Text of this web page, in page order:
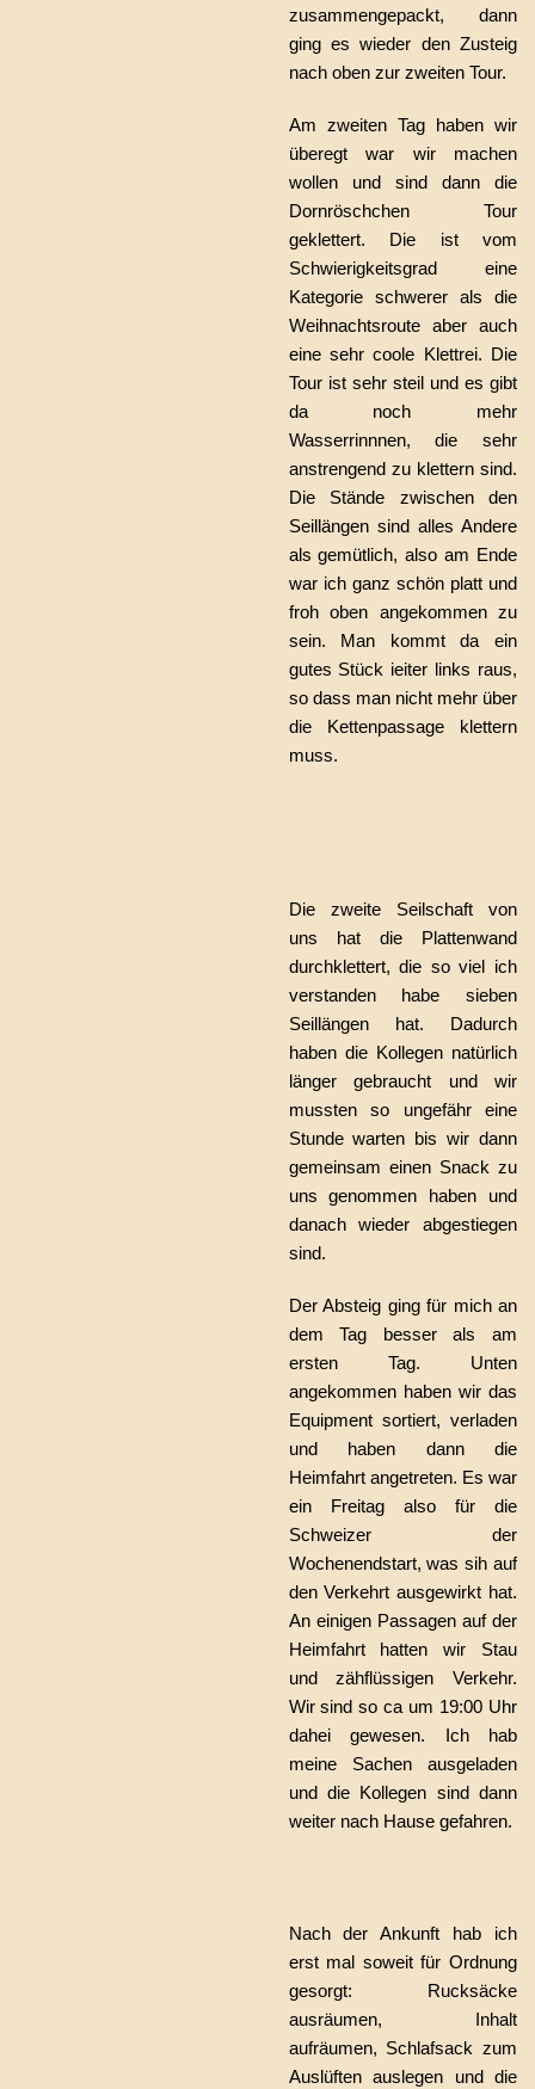
zusammengepackt, dann
ging es wieder den Zusteig
nach oben zur zweiten Tour.
Am zweiten Tag haben wir
überegt war wir machen
wollen und sind dann die
Dornröschchen Tour
geklettert. Die ist vom
Schwierigkeitsgrad eine
Kategorie schwerer als die
Weihnachtsroute aber auch
eine sehr coole Klettrei. Die
Tour ist sehr steil und es gibt
da noch mehr
Wasserrinnnen, die sehr
anstrengend zu klettern sind.
Die Stände zwischen den
Seillängen sind alles Andere
als gemütlich, also am Ende
war ich ganz schön platt und
froh oben angekommen zu
sein. Man kommt da ein
gutes Stück ieiter links raus,
so dass man nicht mehr über
die Kettenpassage klettern
muss.
Die zweite Seilschaft von
uns hat die Plattenwand
durchklettert, die so viel ich
verstanden habe sieben
Seillängen hat. Dadurch
haben die Kollegen natürlich
länger gebraucht und wir
mussten so ungefähr eine
Stunde warten bis wir dann
gemeinsam einen Snack zu
uns genommen haben und
danach wieder abgestiegen
sind.
Der Absteig ging für mich an
dem Tag besser als am
ersten Tag. Unten
angekommen haben wir das
Equipment sortiert, verladen
und haben dann die
Heimfahrt angetreten. Es war
ein Freitag also für die
Schweizer der
Wochenendstart, was sih auf
den Verkehrt ausgewirkt hat.
An einigen Passagen auf der
Heimfahrt hatten wir Stau
und zähflüssigen Verkehr.
Wir sind so ca um 19:00 Uhr
dahei gewesen. Ich hab
meine Sachen ausgeladen
und die Kollegen sind dann
weiter nach Hause gefahren.
Nach der Ankunft hab ich
erst mal soweit für Ordnung
gesorgt: Rucksäcke
ausräumen, Inhalt
aufräumen, Schlafsack zum
Auslüften auslegen und die